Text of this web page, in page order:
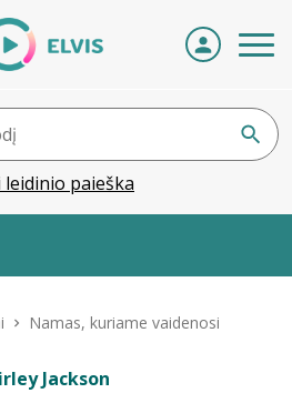
leidinio paieška
Namas, kuriame vaidenosi
Jackson